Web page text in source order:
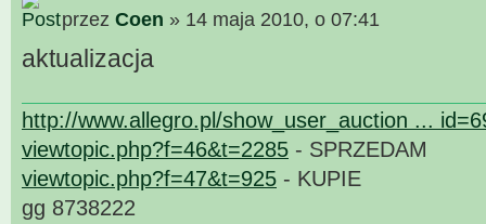
przez Coen » 14 maja 2010, o 07:41
aktualizacja
http://www.allegro.pl/show_user_auction ...
viewtopic.php?f=46&t=2285 - SPRZEDAM
viewtopic.php?f=47&t=925 - KUPIE
gg 8738222